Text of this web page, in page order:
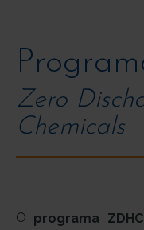
Zero
Chemicals
O programa ZDHC